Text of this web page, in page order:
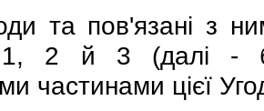
пов'язанi з
1, 2 й 3 (далi -
частинами цiєї